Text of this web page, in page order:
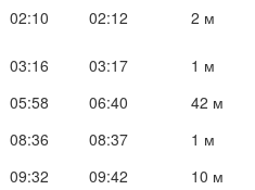
02:10 02:12 2 м
03:16 03:17
1 м
05:58 06:40
42 м
08:36 08:37
1 м
09:32 09:42
10 м